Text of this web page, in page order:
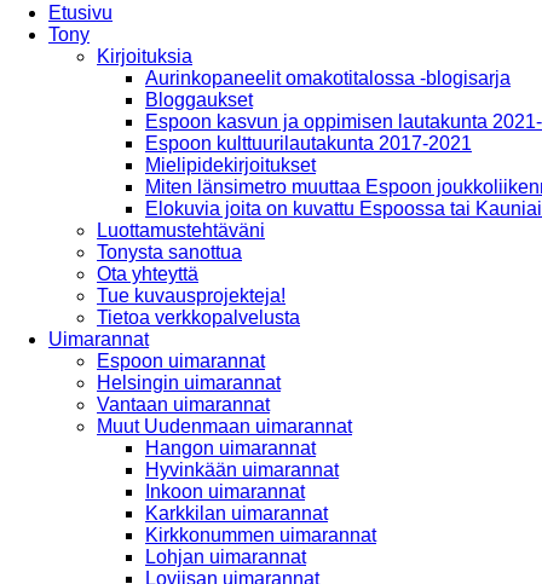
Etusivu
Tony
Kirjoituksia
Aurinkopaneelit omakotitalossa -blogisarja
Bloggaukset
Espoon kasvun ja oppimisen lautakunta
Espoon kulttuurilautakunta 2017-2021
Mielipidekirjoitukset
Miten länsimetro muuttaa Espoon
Elokuvia joita on kuvattu Espoossa tai
Luottamustehtäväni
Tonysta sanottua
Ota yhteyttä
Tue kuvausprojekteja!
Tietoa verkkopalvelusta
Uimarannat
Espoon uimarannat
Helsingin uimarannat
Vantaan uimarannat
Muut Uudenmaan uimarannat
Hangon uimarannat
Hyvinkään uimarannat
Inkoon uimarannat
Karkkilan uimarannat
Kirkkonummen uimarannat
Lohjan uimarannat
Loviisan uimarannat